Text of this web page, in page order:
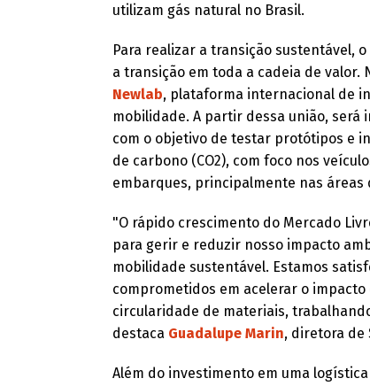
utilizam gás natural no Brasil.
Para realizar a transição sustentável,
a transição em toda a cadeia de
Newlab, plataforma internacional de
mobilidade. A partir dessa união, será
com o objetivo de testar protótipos e
de carbono (CO2), com foco nos
embarques, principalmente nas
"O rápido crescimento do Mercado
para gerir e reduzir nosso impacto
mobilidade sustentável. Estamos
comprometidos em acelerar o
circularidade de materiais,
destaca Guadalupe Marin, diretora de
Além do investimento em uma